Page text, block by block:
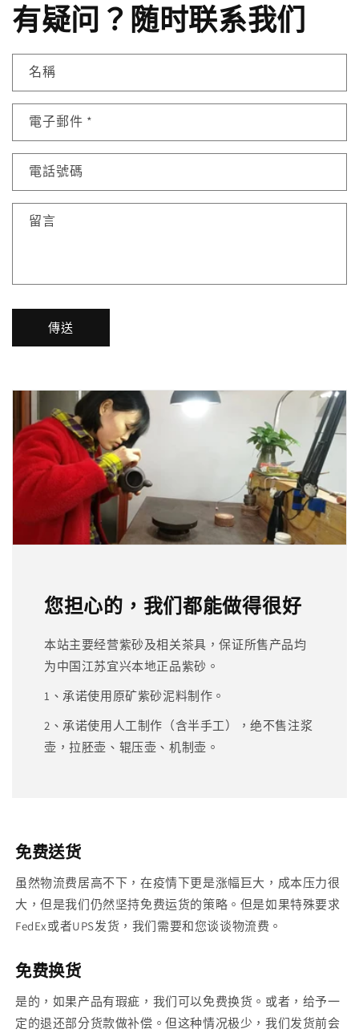
有疑问？随时联系我们
名稱
電子郵件 *
電話號碼
留言
傳送
您担心的，我们都能做得很好
本站主要经营紫砂及相关茶具，保证所售产品均
为中国江苏宜兴本地正品紫砂。
1、承诺使用原矿紫砂泥料制作。
2、承诺使用人工制作（含半手工），绝不售注浆
壶，拉胚壶、辊压壶、机制壶。
免费送货
虽然物流费居高不下，在疫情下更是涨幅巨大，成本压力很
大，但是我们仍然坚持免费运货的策略。但是如果特殊要求
FedEx或者UPS发货，我们需要和您谈谈物流费。
免费换货
是的，如果产品有瑕疵，我们可以免费换货。或者，给予一
定的退还部分货款做补偿。但这种情况极少，我们发货前会